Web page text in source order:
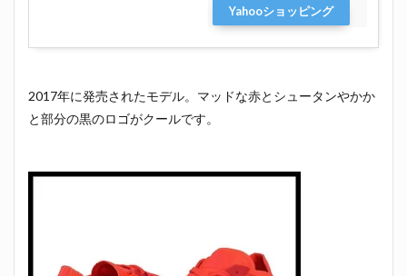
Yahooショッピング
2017年に発売されたモデル。マッドな赤とシュータンやかか
と部分の黒のロゴがクールです。